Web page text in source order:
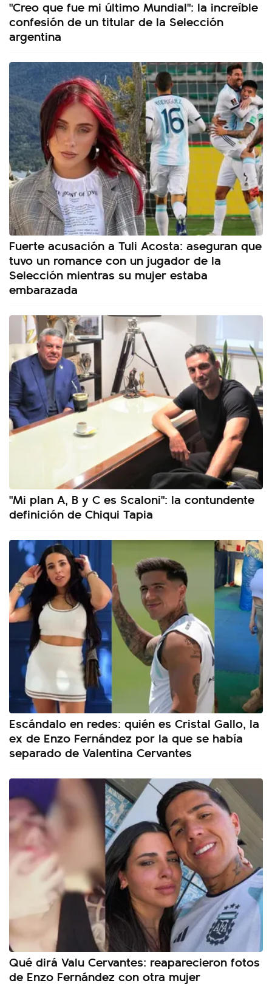
"Creo que fue mi último Mundial": la increíble
confesión de un titular de la Selección
argentina
Fuerte acusación a Tuli Acosta: aseguran que
tuvo un romance con un jugador de la
Selección mientras su mujer estaba
embarazada
"Mi plan A, B y C es Scaloni": la contundente
definición de Chiqui Tapia
Escándalo en redes: quién es Cristal Gallo, la
ex de Enzo Fernández por la que se había
separado de Valentina Cervantes
Qué dirá Valu Cervantes: reaparecieron fotos
de Enzo Fernández con otra mujer